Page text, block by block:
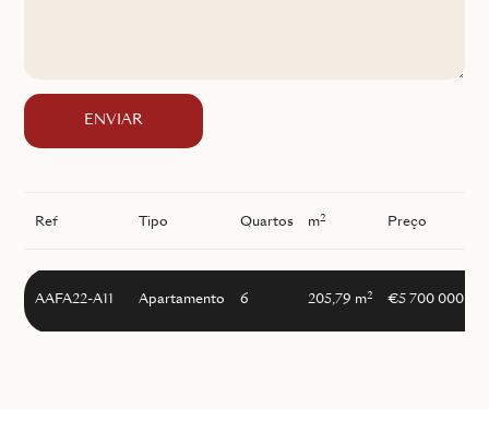
ENVIAR
Ref Tipo Quartos m2 Preço
AAFA22-A11 Apartamento 6 205,79 m2 €5 700 000